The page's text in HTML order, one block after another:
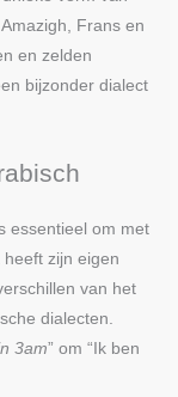
Frans en
en zelden
bijzonder dialect
essentieel om met
zijn eigen
van het
dialecten.
3am” om “Ik ben